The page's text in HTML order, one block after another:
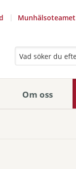
Munhälsoteamet
Om oss